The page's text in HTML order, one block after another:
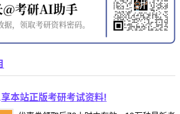
本站正版考研考试资料!